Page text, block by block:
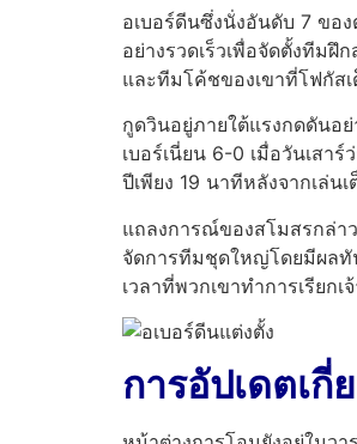
อเบอร์ดีนซึ่งนั่งอันดับ 7 ขอ
อย่างรวดเร็วเพื่อจัดตั้งทีม
และทีมโค้ชของเขาที่โฟกัส
กูดวินอยู่ภายใต้แรงกดดันอ
เบอร์เนี่ยน 6-0 เมื่อวันเสา
ปีเพียง 19 นาทีหลังจากเล่น
แถลงการณ์ของสโมสรกล่า
จัดการทีมชุดใหญ่โดยมีผลทั
เวลาที่พวกเขาทำการเรีย
การอัปเดตเ